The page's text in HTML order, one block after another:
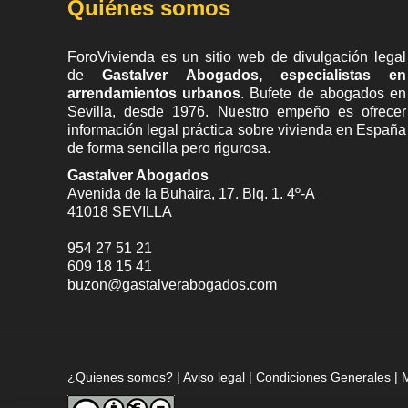
Quiénes somos
ForoVivienda es un sitio web de divulgación legal
deGastalver Abogados, especialistas en
arrendamientos urbanos. Bufete de abogados en
Sevilla, desde 1976. Nuestro empeño es ofrecer
información legal práctica sobre vivienda en España
de forma sencilla pero rigurosa.
Gastalver Abogados
Avenida de la Buhaira, 17. Blq. 1. 4º-A
41018 SEVILLA
954 27 51 21
609 18 15 41
buzon@gastalverabogados.com
¿Quienes somos? | Aviso legal | Condiciones Generales |